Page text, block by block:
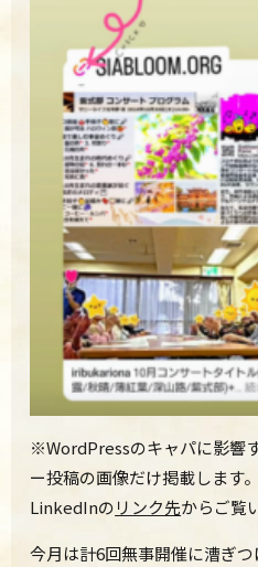
※WordPressのキャパに影響
ー投稿の画像だけ掲載します
LinkedInのリンク先からご覧
今月は計6回無事開催に漕ぎ